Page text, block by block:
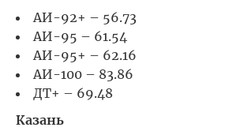
АИ-92+ – 56.73
АИ-95 – 61.54
АИ-95+ – 62.16
АИ-100 – 83.86
ДТ+ – 69.48
Казань